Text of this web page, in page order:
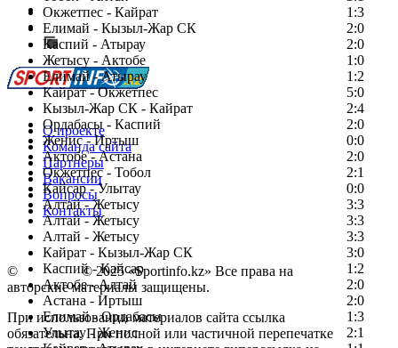
Окжетпес - Кайрат
1:3
Елимай - Кызыл-Жар СК
2:0
Каспий - Атырау
2:0
Жетысу - Актобе
1:0
Елимай - Атырау
1:2
Кайрат - Окжетпес
5:0
Кызыл-Жар СК - Кайрат
2:4
Ордабасы - Каспий
2:0
Женис - Иртыш
0:0
Актобе - Астана
2:0
Окжетпес - Тобол
2:1
Кайсар - Улытау
0:0
Алтай - Жетысу
3:3
Алтай - Жетысу
3:3
Алтай - Жетысу
3:3
Кайрат - Кызыл-Жар СК
3:0
Каспий - Кайсар
1:2
Актобе - Алтай
2:0
Астана - Иртыш
2:0
Елимай - Ордабасы
1:3
Улытау - Женис
2:1
Есть идея?
Сообщить о мероприятии
Перейти на старый сайт
О проекте
Команда сайта
Партнеры
Вакансии
Вопросы
Контакты
© Copyright© 2025 «Sportinfo.kz» Все права на
авторские материалы защищены.
При использовании материалов сайта ссылка
обязательна. При полной или частичной перепечатке